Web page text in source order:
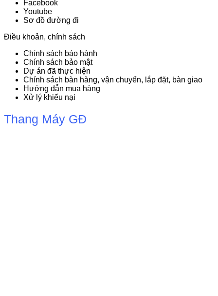
Facebook
Youtube
Sơ đồ đường đi
Điều khoản, chính sách
Chính sách bảo hành
Chính sách bảo mật
Dự án đã thực hiện
Chính sách bàn hàng, vận chuyển, lắp đặt, bàn giao
Hướng dẫn mua hàng
Xử lý khiếu nại
Thang Máy GĐ